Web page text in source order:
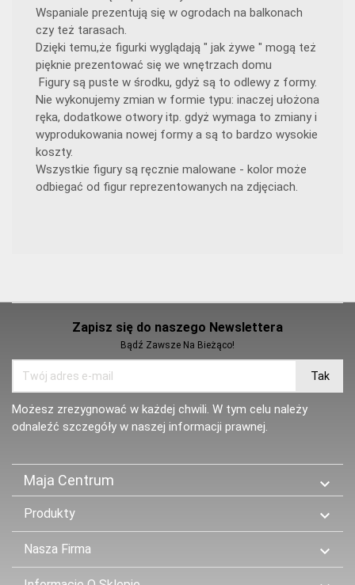
Wspaniale prezentują się w ogrodach na balkonach
czy też tarasach.
Dzięki temu,że figurki wyglądają " jak żywe " mogą też
pięknie prezentować się we wnętrzach domu
Figury są puste w środku, gdyż są to odlewy z formy.
Nie wykonujemy zmian w formie typu: inaczej ułożona
ręka, dodatkowe otwory itp. gdyż wymaga to zmiany i
wyprodukowania nowej formy a są to bardzo wysokie
koszty.
Wszystkie figury są ręcznie malowane - kolor może
odbiegać od figur reprezentowanych na zdjęciach.
Zapisz się do naszego Newslettera
Bądź Zawsze Na Bieżąco!
Możesz zrezygnować w każdej chwili. W tym celu należy
odnaleźć szczegóły w naszej informacji prawnej.
Maja Centrum 
Produkty 
Nasza Firma 